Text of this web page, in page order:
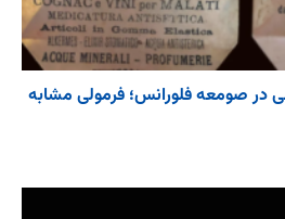
صومعه فلورانس؛ فرمولی مشابه